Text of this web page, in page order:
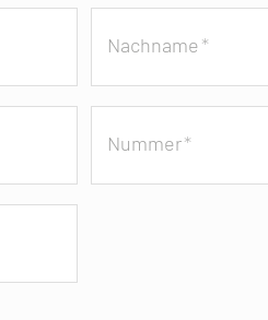
Nachname*
Nummer*